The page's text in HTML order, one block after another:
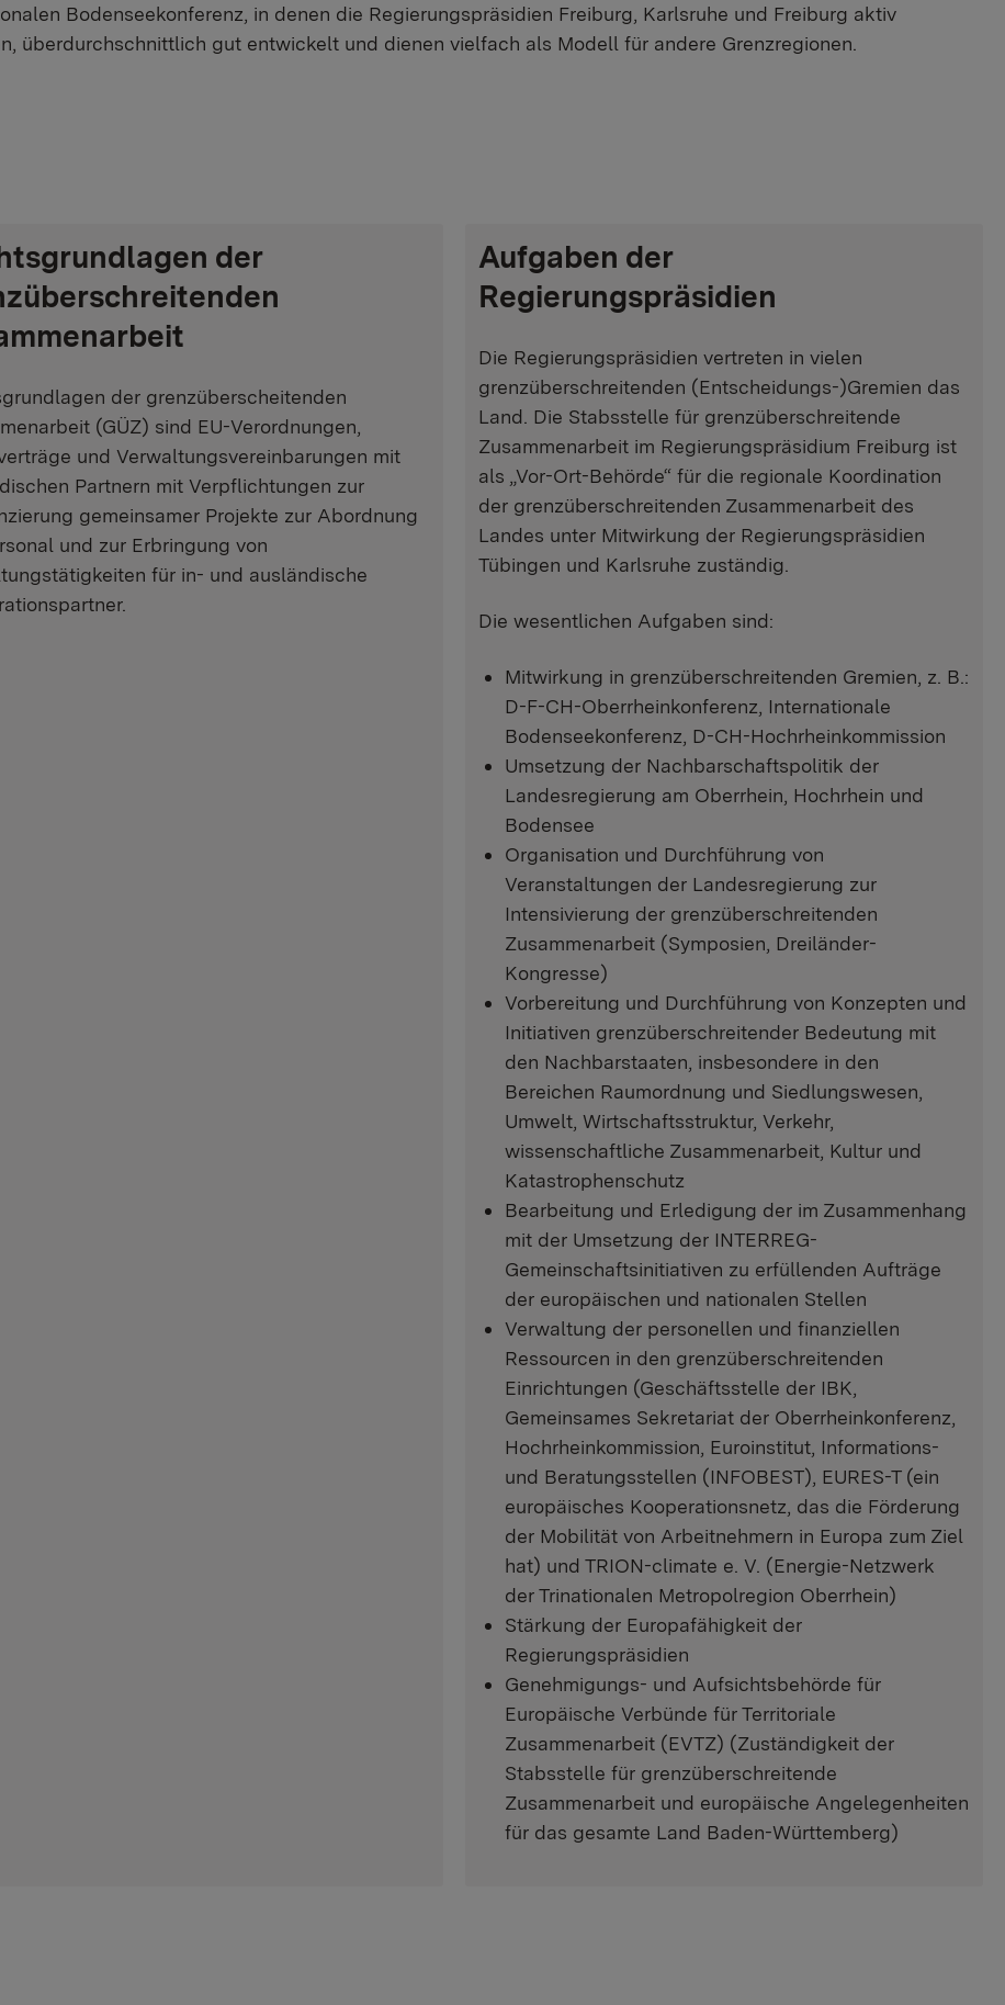
Bodenseekonferenz, in denen die Regierungspräsidien Freiburg, Karlsruhe und Freiburg aktiv
überdurchschnittlich gut entwickelt und dienen vielfach als Modell für andere Grenzregionen.
der
der grenzüberscheitenden
(GÜZ) sind EU-Verordnungen,
und Verwaltungsvereinbarungen mit
Partnern mit Verpflichtungen zur
gemeinsamer Projekte zur Abordnung
und zur Erbringung von
für in- und ausländische
Aufgaben der
Regierungspräsidien
Die Regierungspräsidien vertreten in vielen
grenzüberschreitenden (Entscheidungs-)Gremien das
Land. Die Stabsstelle für grenzüberschreitende
Zusammenarbeit im Regierungspräsidium Freiburg ist
als „Vor-Ort-Behörde“ für die regionale Koordination
der grenzüberschreitenden Zusammenarbeit des
Landes unter Mitwirkung der Regierungspräsidien
Tübingen und Karlsruhe zuständig.
Die wesentlichen Aufgaben sind:
Mitwirkung in grenzüberschreitenden Gremien, z. B.:
D-F-CH-Oberrheinkonferenz, Internationale
Bodenseekonferenz, D-CH-Hochrheinkommission
Umsetzung der Nachbarschaftspolitik der
Landesregierung am Oberrhein, Hochrhein und
Bodensee
Organisation und Durchführung von
Veranstaltungen der Landesregierung zur
Intensivierung der grenzüberschreitenden
Zusammenarbeit (Symposien, Dreiländer-
Kongresse)
Vorbereitung und Durchführung von Konzepten und
Initiativen grenzüberschreitender Bedeutung mit
den Nachbarstaaten, insbesondere in den
Bereichen Raumordnung und Siedlungswesen,
Umwelt, Wirtschaftsstruktur, Verkehr,
wissenschaftliche Zusammenarbeit, Kultur und
Katastrophenschutz
Bearbeitung und Erledigung der im Zusammenhang
mit der Umsetzung der INTERREG-
Gemeinschaftsinitiativen zu erfüllenden Aufträge
der europäischen und nationalen Stellen
Verwaltung der personellen und finanziellen
Ressourcen in den grenzüberschreitenden
Einrichtungen (Geschäftsstelle der IBK,
Gemeinsames Sekretariat der Oberrheinkonferenz,
Hochrheinkommission, Euroinstitut, Informations-
und Beratungsstellen (INFOBEST), EURES-T (ein
europäisches Kooperationsnetz, das die Förderung
der Mobilität von Arbeitnehmern in Europa zum Ziel
hat) und TRION-climate e. V. (Energie-Netzwerk
der Trinationalen Metropolregion Oberrhein)
Stärkung der Europafähigkeit der
Regierungspräsidien
Genehmigungs- und Aufsichtsbehörde für
Europäische Verbünde für Territoriale
Zusammenarbeit (EVTZ) (Zuständigkeit der
Stabsstelle für grenzüberschreitende
Zusammenarbeit und europäische Angelegenheiten
für das gesamte Land Baden-Württemberg)